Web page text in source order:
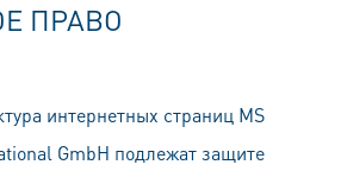
ПРАВО
интернетных страниц MS
GmbH подлeжат защитe